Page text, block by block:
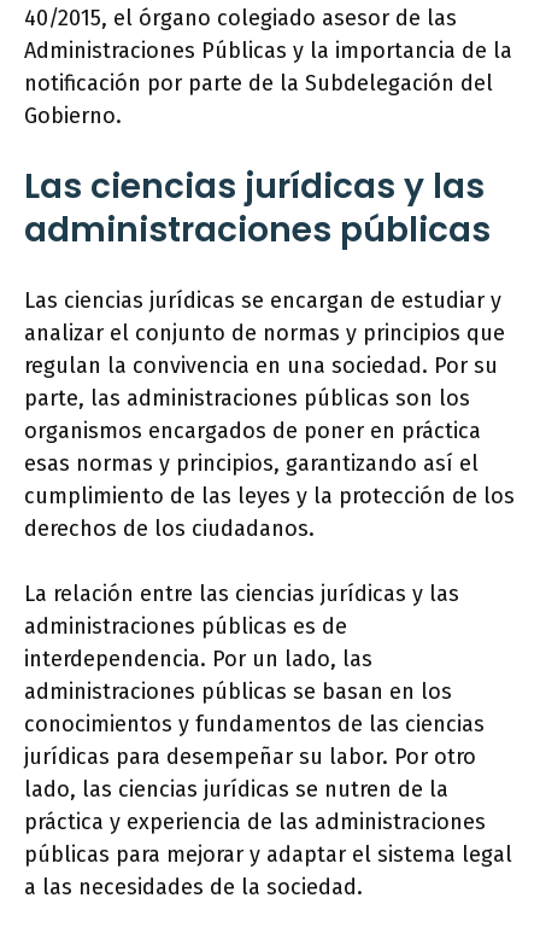
40/2015, el órgano colegiado asesor de las
Administraciones Públicas y la importancia de la
notificación por parte de la Subdelegación del
Gobierno.
Las ciencias jurídicas y las
administraciones públicas
Las ciencias jurídicas se encargan de estudiar y
analizar el conjunto de normas y principios que
regulan la convivencia en una sociedad. Por su
parte, las administraciones públicas son los
organismos encargados de poner en práctica
esas normas y principios, garantizando así el
cumplimiento de las leyes y la protección de los
derechos de los ciudadanos.
La relación entre las ciencias jurídicas y las
administraciones públicas es de
interdependencia. Por un lado, las
administraciones públicas se basan en los
conocimientos y fundamentos de las ciencias
jurídicas para desempeñar su labor. Por otro
lado, las ciencias jurídicas se nutren de la
práctica y experiencia de las administraciones
públicas para mejorar y adaptar el sistema legal
a las necesidades de la sociedad.